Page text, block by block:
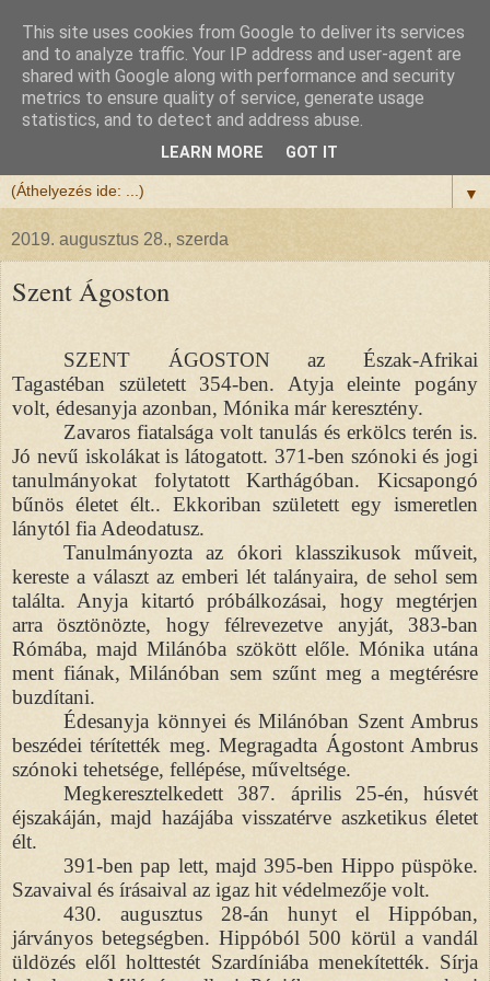
Félix atya
Szeretettel köszöntöm a honlapomra ellátogatót.
▼
2019. augusztus 28., szerda
Szent Ágoston
SZENT ÁGOSTON az Észak-Afrikai
Tagastéban született 354-ben. Atyja eleinte pogány
volt, édesanyja azonban, Mónika már keresztény.
Zavaros fiatalsága volt tanulás és erkölcs terén is.
Jó nevű iskolákat is látogatott. 371-ben szónoki és jogi
tanulmányokat folytatott Karthágóban. Kicsapongó
bűnös életet élt.. Ekkoriban született egy ismeretlen
lánytól fia Adeodatusz.
Tanulmányozta az ókori klasszikusok műveit,
kereste a választ az emberi lét talányaira, de sehol sem
találta. Anyja kitartó próbálkozásai, hogy megtérjen
arra ösztönözte, hogy félrevezetve anyját, 383-ban
Rómába, majd Milánóba szökött előle. Mónika utána
ment fiának, Milánóban sem szűnt meg a megtérésre
buzdítani.
Édesanyja könnyei és Milánóban Szent Ambrus
beszédei térítették meg. Megragadta Ágostont Ambrus
szónoki tehetsége, fellépése, műveltsége.
Megkeresztelkedett 387. április 25-én, húsvét
éjszakáján, majd hazájába visszatérve aszketikus életet
élt.
391-ben pap lett, majd 395-ben Hippo püspöke.
Szavaival és írásaival az igaz hit védelmezője volt.
430. augusztus 28-án hunyt el Hippóban,
járványos betegségben. Hippóból 500 körül a vandál
üldözés elől holttestét Szardíniába menekítették. Sírja
This site uses cookies from Google to deliver its services
and to analyze traffic. Your IP address and user-agent are
shared with Google along with performance and security
metrics to ensure quality of service, generate usage
statistics, and to detect and address abuse.
LEARN MORE GOT IT